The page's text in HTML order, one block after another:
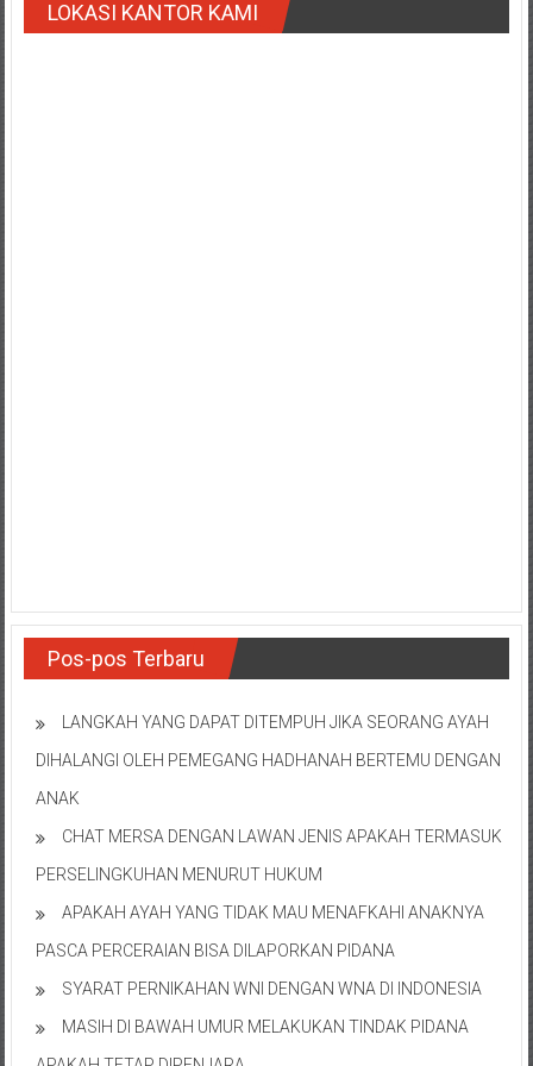
Payakumbung/
Kalimantan
Barat/
Kalimantan
Kalimantan
Selatan/
Samarinda/Jawa
jawa
Timur/
Terdekat
LOKASI KANTOR KAMI
Pos-pos Terbaru
LANGKAH YANG DAPAT DITEMPUH JIKA SEORANG AYAH
DIHALANGI OLEH PEMEGANG HADHANAH BERTEMU DENGAN
ANAK
CHAT MERSA DENGAN LAWAN JENIS APAKAH TERMASUK
PERSELINGKUHAN MENURUT HUKUM
APAKAH AYAH YANG TIDAK MAU MENAFKAHI ANAKNYA
PASCA PERCERAIAN BISA DILAPORKAN PIDANA
SYARAT PERNIKAHAN WNI DENGAN WNA DI INDONESIA
MASIH DI BAWAH UMUR MELAKUKAN TINDAK PIDANA